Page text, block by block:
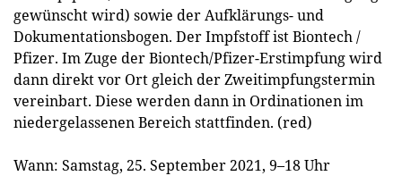
gewünscht wird) sowie der Aufklärungs- und
Dokumentationsbogen. Der Impfstoff ist Biontech /
Pfizer. Im Zuge der Biontech/Pfizer-Erstimpfung wird
dann direkt vor Ort gleich der Zweitimpfungstermin
vereinbart. Diese werden dann in Ordinationen im
niedergelassenen Bereich stattfinden. (red)
Wann: Samstag, 25. September 2021, 9–18 Uhr